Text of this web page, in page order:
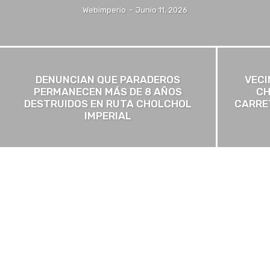
Webimperio - Junio 11, 2026
DENUNCIAN QUE PARADEROS
PERMANECEN MÁS DE 8 AÑOS
DESTRUIDOS EN RUTA CHOLCHOL
IMPERIAL